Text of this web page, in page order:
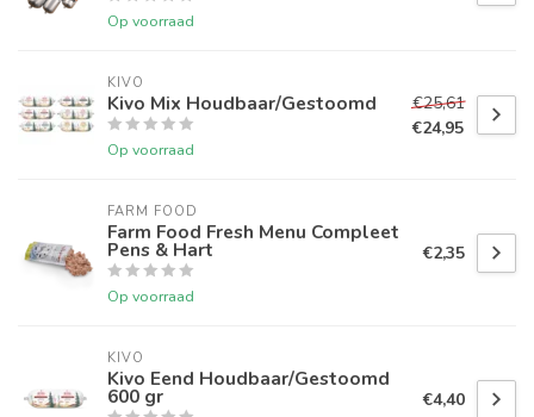
Op voorraad
KIVO
Kivo Mix Houdbaar/Gestoomd
Op voorraad
€25,61
€24,95
FARM FOOD
Farm Food Fresh Menu Compleet
Pens & Hart
Op voorraad
€2,35
KIVO
Kivo Eend Houdbaar/Gestoomd
600 gr €4,40